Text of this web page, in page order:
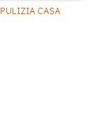
PULIZIA CASA